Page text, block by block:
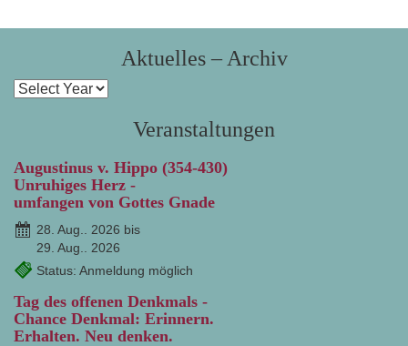
Aktuelles – Archiv
Veranstaltungen
Augustinus v. Hippo (354-430)
Unruhiges Herz -
umfangen von Gottes Gnade
28. Aug.. 2026 bis
29. Aug.. 2026
Status: Anmeldung möglich
Tag des offenen Denkmals -
Chance Denkmal: Erinnern.
Erhalten. Neu denken.